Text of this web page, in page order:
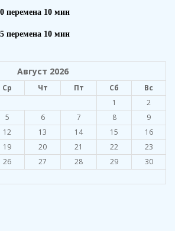
10 мин
10 мин
Август 2026
Ср Чт Пт Сб
Вс
1
2
5 6 7 8
9
12 13 14 15
16
19 20 21 22
23
26 27 28 29
30